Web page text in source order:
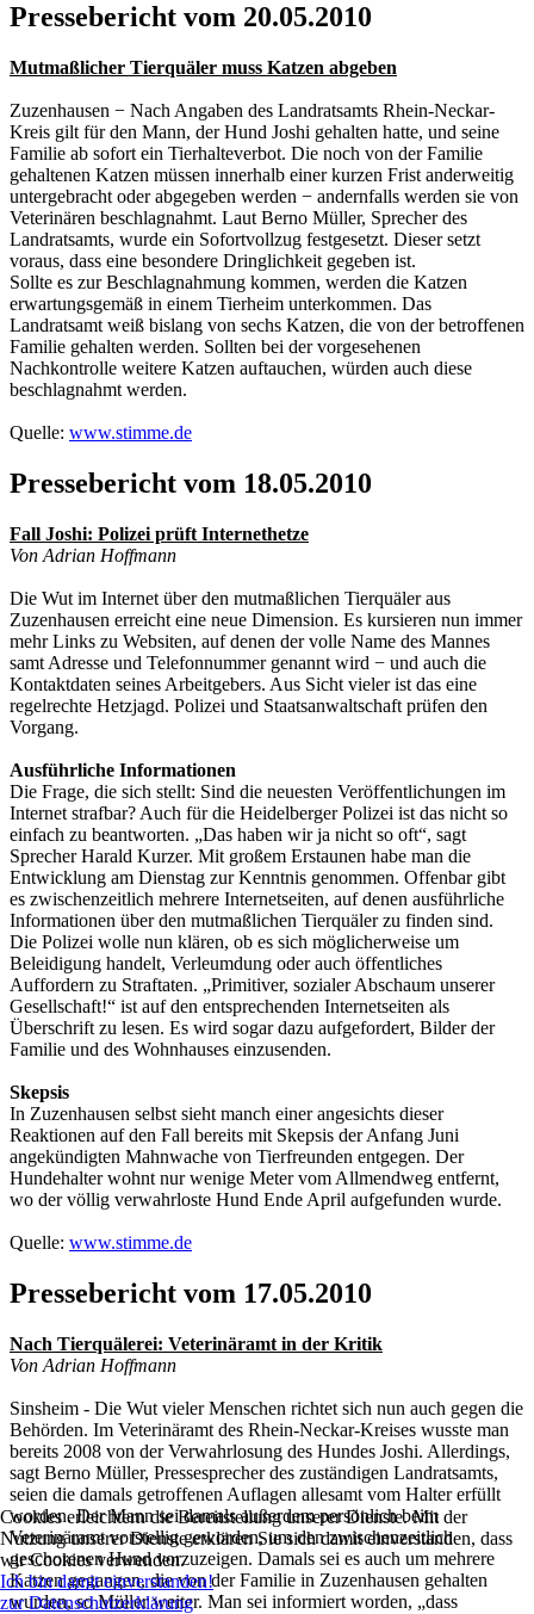
Pressebericht vom 20.05.2010
Mutmaßlicher Tierquäler muss Katzen abgeben
Zuzenhausen − Nach Angaben des Landratsamts Rhein-Neckar-
Kreis gilt für den Mann, der Hund Joshi gehalten hatte, und seine
Familie ab sofort ein Tierhalteverbot. Die noch von der Familie
gehaltenen Katzen müssen innerhalb einer kurzen Frist anderweitig
untergebracht oder abgegeben werden − andernfalls werden sie von
Veterinären beschlagnahmt. Laut Berno Müller, Sprecher des
Landratsamts, wurde ein Sofortvollzug festgesetzt. Dieser setzt
voraus, dass eine besondere Dringlichkeit gegeben ist.
Sollte es zur Beschlagnahmung kommen, werden die Katzen
erwartungsgemäß in einem Tierheim unterkommen. Das
Landratsamt weiß bislang von sechs Katzen, die von der betroffenen
Familie gehalten werden. Sollten bei der vorgesehenen
Nachkontrolle weitere Katzen auftauchen, würden auch diese
beschlagnahmt werden.
Quelle: www.stimme.de
Pressebericht vom 18.05.2010
Fall Joshi: Polizei prüft Internethetze
Von Adrian Hoffmann
Die Wut im Internet über den mutmaßlichen Tierquäler aus
Zuzenhausen erreicht eine neue Dimension. Es kursieren nun immer
mehr Links zu Websiten, auf denen der volle Name des Mannes
samt Adresse und Telefonnummer genannt wird − und auch die
Kontaktdaten seines Arbeitgebers. Aus Sicht vieler ist das eine
regelrechte Hetzjagd. Polizei und Staatsanwaltschaft prüfen den
Vorgang.
Ausführliche Informationen
Die Frage, die sich stellt: Sind die neuesten Veröffentlichungen im
Internet strafbar? Auch für die Heidelberger Polizei ist das nicht so
einfach zu beantworten. „Das haben wir ja nicht so oft“, sagt
Sprecher Harald Kurzer. Mit großem Erstaunen habe man die
Entwicklung am Dienstag zur Kenntnis genommen. Offenbar gibt
es zwischenzeitlich mehrere Internetseiten, auf denen ausführliche
Informationen über den mutmaßlichen Tierquäler zu finden sind.
Die Polizei wolle nun klären, ob es sich möglicherweise um
Beleidigung handelt, Verleumdung oder auch öffentliches
Auffordern zu Straftaten. „Primitiver, sozialer Abschaum unserer
Gesellschaft!“ ist auf den entsprechenden Internetseiten als
Überschrift zu lesen. Es wird sogar dazu aufgefordert, Bilder der
Familie und des Wohnhauses einzusenden.
Skepsis
In Zuzenhausen selbst sieht manch einer angesichts dieser
Reaktionen auf den Fall bereits mit Skepsis der Anfang Juni
angekündigten Mahnwache von Tierfreunden entgegen. Der
Hundehalter wohnt nur wenige Meter vom Allmendweg entfernt,
wo der völlig verwahrloste Hund Ende April aufgefunden wurde.
Quelle: www.stimme.de
Pressebericht vom 17.05.2010
Nach Tierquälerei: Veterinäramt in der Kritik
Von Adrian Hoffmann
Sinsheim - Die Wut vieler Menschen richtet sich nun auch gegen die
Behörden. Im Veterinäramt des Rhein-Neckar-Kreises wusste man
bereits 2008 von der Verwahrlosung des Hundes Joshi. Allerdings,
sagt Berno Müller, Pressesprecher des zuständigen Landratsamts,
seien die damals getroffenen Auflagen allesamt vom Halter erfüllt
worden. Der Mann sei damals außerdem persönlich beim
Veterinäramt vorstellig geworden, um den zwischenzeitlich
geschorenen Hund vorzuzeigen. Damals sei es auch um mehrere
Katzen gegangen, die von der Familie in Zuzenhausen gehalten
wurden, so Müller weiter. Man sei informiert worden, „dass
Cookies erleichtern die Bereitstellung unserer Dienste. Mit der
Nutzung unserer Dienste erklären Sie sich damit einverstanden, dass
wir Cookies verwenden.
Ich bin damit einverstanden!
zur Datenschutzerklärung